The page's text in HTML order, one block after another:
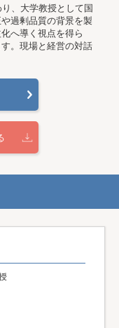
、大学教授として国
過剰品質の背景を製
へ導く視点を得ら
。現場と経営の対話